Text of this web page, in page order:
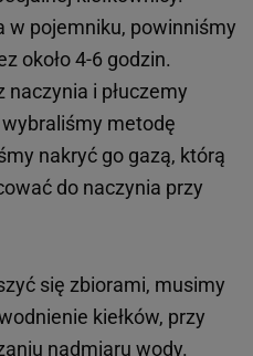
w pojemniku, powinniśmy
około 4-6 godzin.
i płuczemy
metodę
nakryć go gazą, którą
do naczynia przy
się zbiorami, musimy
kiełków, przy
nadmiaru wody.